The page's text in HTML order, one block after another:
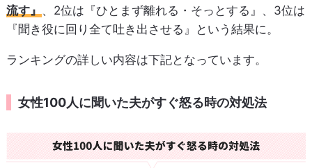
流す』、2位は『ひとまず離れる・そっとする』、3位は
『聞き役に回り全て吐き出させる』という結果に。
ランキングの詳しい内容は下記となっています。
女性100人に聞いた夫がすぐ怒る時の対処法